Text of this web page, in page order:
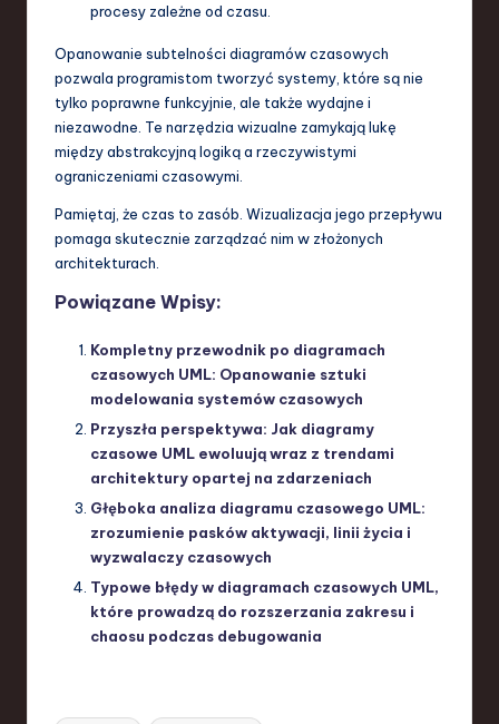
procesy zależne od czasu.
Opanowanie subtelności diagramów czasowych
pozwala programistom tworzyć systemy, które są nie
tylko poprawne funkcyjnie, ale także wydajne i
niezawodne. Te narzędzia wizualne zamykają lukę
między abstrakcyjną logiką a rzeczywistymi
ograniczeniami czasowymi.
Pamiętaj, że czas to zasób. Wizualizacja jego przepływu
pomaga skutecznie zarządzać nim w złożonych
architekturach.
Powiązane Wpisy:
Kompletny przewodnik po diagramach
czasowych UML: Opanowanie sztuki
modelowania systemów czasowych
Przyszła perspektywa: Jak diagramy
czasowe UML ewoluują wraz z trendami
architektury opartej na zdarzeniach
Głęboka analiza diagramu czasowego UML:
zrozumienie pasków aktywacji, linii życia i
wyzwalaczy czasowych
Typowe błędy w diagramach czasowych UML,
które prowadzą do rozszerzania zakresu i
chaosu podczas debugowania